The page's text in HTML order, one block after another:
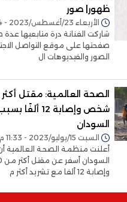
ظهور| صور
الأربعاء 23/أغسطس/2023 - 09:04 م
شاركت الفنانة درة متابعيها
صفحتها على موقع التواصل
الصور والفيديوهات ال
شخص وإصابة 12
السودان
السبت 15/يوليو/2023 - 11:33 م
أعلنت منظمة الصحة العالمية
وإصابة 12 ألفا مع تشريد أكثر م